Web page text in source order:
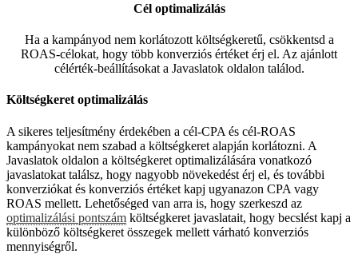
Cél optimalizálás
Ha a kampányod nem korlátozott költségkeretű, csökkentsd a
ROAS-célokat, hogy több konverziós értéket érj el. Az ajánlott
célérték-beállításokat a Javaslatok oldalon találod.
Költségkeret optimalizálás
A sikeres teljesítmény érdekében a cél-CPA és cél-ROAS
kampányokat nem szabad a költségkeret alapján korlátozni. A
Javaslatok oldalon a költségkeret optimalizálására vonatkozó
javaslatokat találsz, hogy nagyobb növekedést érj el, és további
konverziókat és konverziós értéket kapj ugyanazon CPA vagy
ROAS mellett. Lehetőséged van arra is, hogy szerkeszd az
optimalizálási pontszám költségkeret javaslatait, hogy becslést kapj a
különböző költségkeret összegek mellett várható konverziós
mennyiségről.